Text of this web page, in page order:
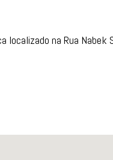
Saiba Mais
localizado na Rua